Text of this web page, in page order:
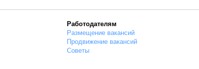
Работодателям
Размещение вакансий
Продвижение вакансий
Советы